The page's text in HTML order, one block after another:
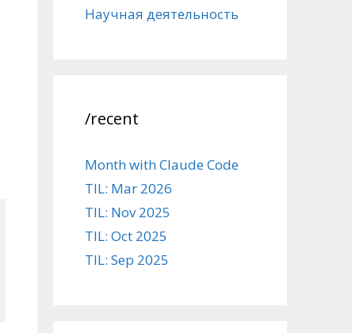
Научная деятельность
/recent
Month with Claude Code
TIL: Mar 2026
TIL: Nov 2025
TIL: Oct 2025
TIL: Sep 2025